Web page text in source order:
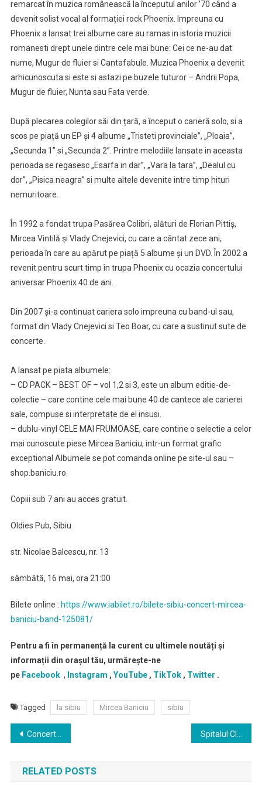
remarcat în muzica românească la începutul anilor ’70 când a
devenit solist vocal al formației rock Phoenix. Impreuna cu
Phoenix a lansat trei albume care au ramas in istoria muzicii
romanesti drept unele dintre cele mai bune: Cei ce ne-au dat
nume, Mugur de fluier si Cantafabule. Muzica Phoenix a devenit
arhicunoscuta si este si astazi pe buzele tuturor – Andrii Popa,
Mugur de fluier, Nunta sau Fata verde.
După plecarea colegilor săi din țară, a început o carieră solo, si a
scos pe piață un EP și 4 albume „Tristeti provinciale”, „Ploaia”,
„Secunda 1” si „Secunda 2”. Printre melodiile lansate in aceasta
perioada se regasesc „Esarfa in dar”, „Vara la tara”, „Dealul cu
dor”, „Pisica neagra” si multe altele devenite intre timp hituri
nemuritoare.
În 1992 a fondat trupa Pasărea Colibri, alături de Florian Pittiș,
Mircea Vintilă și Vlady Cnejevici, cu care a cântat zece ani,
perioada în care au apărut pe piață 5 albume și un DVD. În 2002 a
revenit pentru scurt timp în trupa Phoenix cu ocazia concertului
aniversar Phoenix 40 de ani.
Din 2007 și-a continuat cariera solo impreuna cu band-ul sau,
format din Vlady Cnejevici si Teo Boar, cu care a sustinut sute de
concerte.
A lansat pe piata albumele:
– CD PACK – BEST OF – vol 1,2 si 3, este un album editie-de-
colectie – care contine cele mai bune 40 de cantece ale carierei
sale, compuse si interpretate de el insusi.
– dublu-vinyl CELE MAI FRUMOASE, care contine o selectie a celor
mai cunoscute piese Mircea Baniciu, intr-un format grafic
exceptional Albumele se pot comanda online pe site-ul sau –
shop.baniciu.ro.
Copiii sub 7 ani au acces gratuit.
Oldies Pub, Sibiu
str. Nicolae Balcescu, nr. 13
sâmbătă, 16 mai, ora 21:00
Bilete online : https://www.iabilet.ro/bilete-sibiu-concert-mircea-
baniciu-band-125081/
Pentru a fi în permanență la curent cu ultimele noutăți și
informații din orașul tău, urmărește-ne
pe Facebook, Instagram , YouTube, TikTok, Twitter .
Tagged la sibiu Mircea Baniciu sibiu
Navigare
în
articole
Concert Cargo la Sibiu Spitalul Clinic de Psihiatrie „Dr. Gheorghe Preda” Sibiu angajeaza asistent medical
RELATED POSTS